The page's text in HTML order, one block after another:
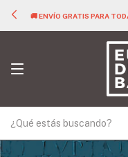
🚚 ENVÍO GRATIS PARA